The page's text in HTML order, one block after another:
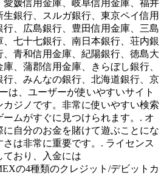
媛信用金庫、岐阜信用金庫、福井
銀行、スルガ銀行、東京ペイ信用
、広島銀行、豊田信用金庫、三島
七十七銀行、南日本銀行、荘内銀
青和信用金庫、紀陽銀行、徳島大
、蒲郡信用金庫、きらぼし銀行、
、みんなの銀行、北海道銀行、京
は、ユーザーが使いやすいサイト
ジノです。非常に使いやすい検索
ムがすぐに見つけられます。. オ
に自分のお金を賭けて遊ぶことにな
は非常に重要です。. ライセンス
ており、入金には
の4種類のクレジット/デビットカ